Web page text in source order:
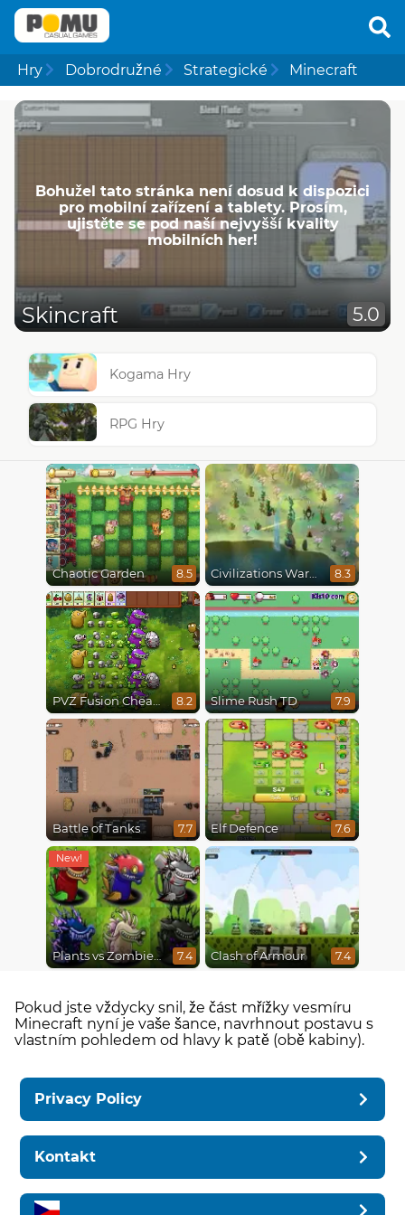
Hry Dobrodružné Strategické Minecraft
Bohužel tato stránka není dosud k dispozici
pro mobilní zařízení a tablety. Prosím,
ujistěte se pod naší nejvyšší kvality
mobilních her!
Skincraft 5.0
Kogama Hry
RPG Hry
Chaotic Garden 8.5 Civilizations Wars Master Edition 8.3
PVZ Fusion Cheats 8.2 Slime Rush TD 7.9
Battle of Tanks 7.7 Elf Defence 7.6
Plants vs Zombies Fusion Mode 7.4 Clash of Armour 7.4
Pokud jste vždycky snil, že část mřížky vesmíru
Minecraft nyní je vaše šance, navrhnout postavu s
vlastním pohledem od hlavy k patě (obě kabiny).
Privacy Policy
Kontakt